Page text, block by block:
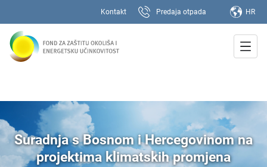
Kontakt Predaja otpada HR
Suradnja s Bosnom i Hercegovinom na
projektima klimatskih promjena